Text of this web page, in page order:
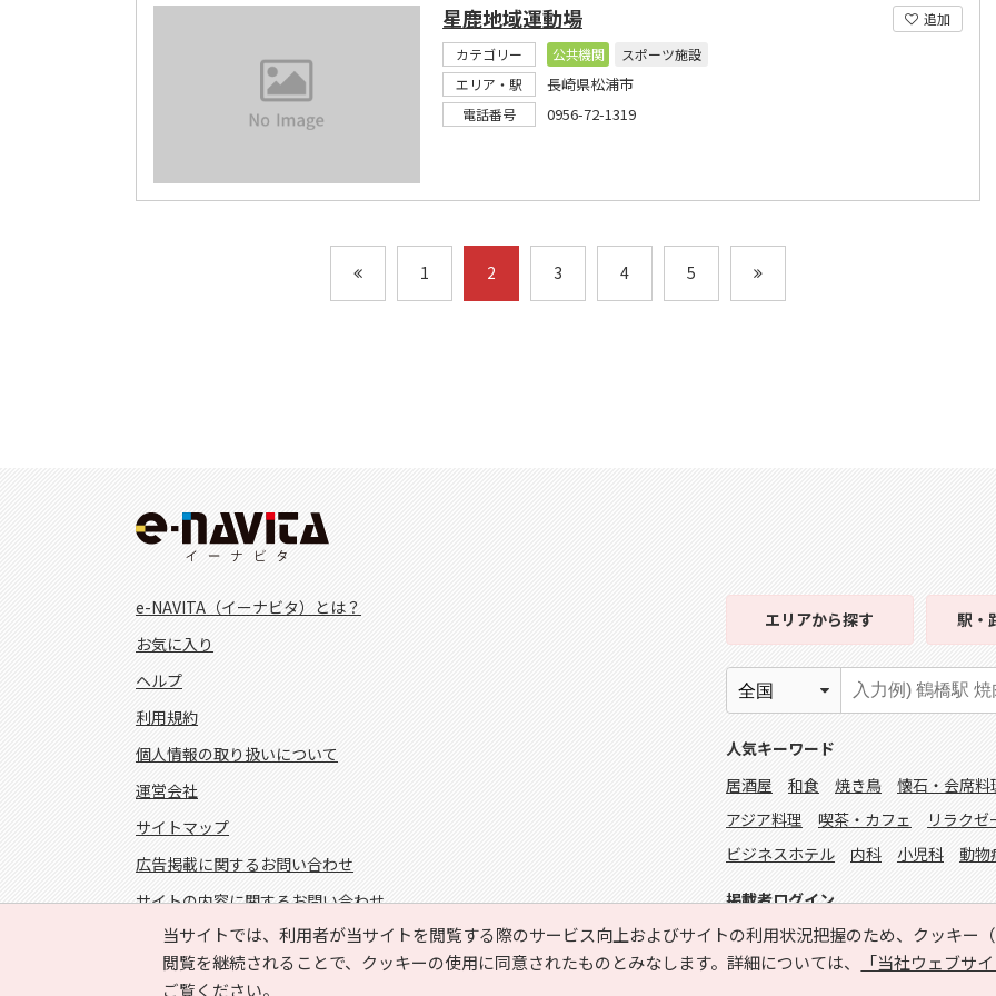
追加
星鹿地域運動場
カテゴリー 公共機関
スポーツ施設
エリア・駅
長崎県松浦市
電話番号 0956-72-1319
1 2 3 4 5
当サイトでは、利用者が当サイトを閲覧する際のサービス向上およびサイトの利用状況把握のため、クッキー
閲覧を継続されることで、クッキーの使用に同意されたものとみなします。詳細については、
「当社ウェブサ
ご覧ください。
e-NAVITA（イーナビタ）とは？
お気に入り
ヘルプ
利用規約
個人情報の取り扱いについて
運営会社
サイトマップ
広告掲載に関するお問い合わせ
サイトの内容に関するお問い合わせ
エリアから探す 駅・
人気キーワード
居酒屋
和食 焼き鳥 懐石・会席料
アジア料理
喫茶・カフェ リラクゼ
ビジネスホテル
内科 小児科 動物
掲載者ログイン
FOLLOW US!